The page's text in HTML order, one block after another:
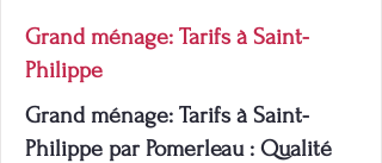
Grand ménage: Tarifs à Saint-
Philippe
Grand ménage: Tarifs à Saint-
Philippe par Pomerleau : Qualité